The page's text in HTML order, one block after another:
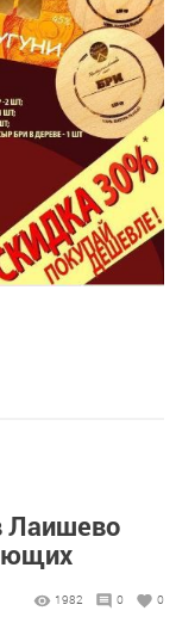
Лаишево
1982 0 0